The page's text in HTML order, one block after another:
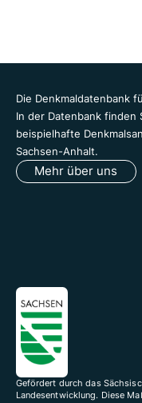
Die Denkmaldatenbank
In der Datenbank finden
beispielhafte
Sachsen-Anhalt.
Mehr über uns
Gefördert durch das
Landesentwicklung. Diese